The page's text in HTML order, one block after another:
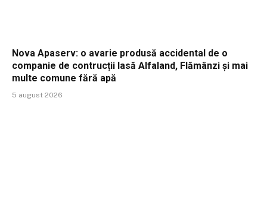
Nova Apaserv: o avarie produsă accidental de o
companie de contrucții lasă Alfaland, Flămânzi și mai
multe comune fără apă
5 august 2026